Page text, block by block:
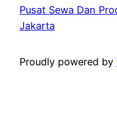
Pusat Sewa Dan
Jakarta
Proudly powered by